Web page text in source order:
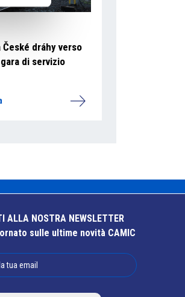
dráhy verso
di servizio
ALLA NOSTRA NEWSLETTER
sulle ultime novità CAMIC